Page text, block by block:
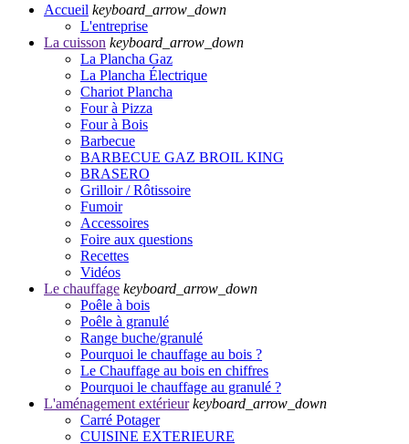
Accueil keyboard_arrow_down
L'entreprise
La cuisson keyboard_arrow_down
La Plancha Gaz
La Plancha Électrique
Chariot Plancha
Four à Pizza
Four à Bois
Barbecue
BARBECUE GAZ BROIL KING
BRASERO
Grilloir / Rôtissoire
Fumoir
Accessoires
Foire aux questions
Recettes
Vidéos
Le chauffage keyboard_arrow_down
Poêle à bois
Poêle à granulé
Range buche/granulé
Pourquoi le chauffage au bois ?
Le Chauffage au bois en chiffres
Pourquoi le chauffage au granulé ?
L'aménagement extérieur keyboard_arrow_down
Carré Potager
CUISINE EXTERIEURE